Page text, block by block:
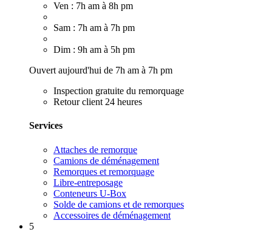
Ven : 7h am à 8h pm
Sam : 7h am à 7h pm
Dim : 9h am à 5h pm
Ouvert aujourd'hui de 7h am à 7h pm
Inspection gratuite du remorquage
Retour client 24 heures
Services
Attaches de remorque
Camions de déménagement
Remorques et remorquage
Libre-entreposage
Conteneurs U-Box
Solde de camions et de remorques
Accessoires de déménagement
5